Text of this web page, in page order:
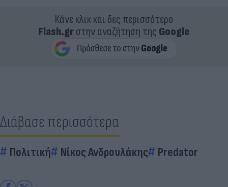
Κάνε κλικ και δες περισσότερο
Flash.grστην αναζήτηση της Google
Διάβασε περισσότερα
Πολιτική Νίκος Ανδρουλάκης Predator